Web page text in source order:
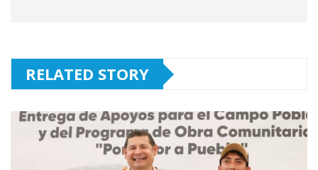
RELATED STORY